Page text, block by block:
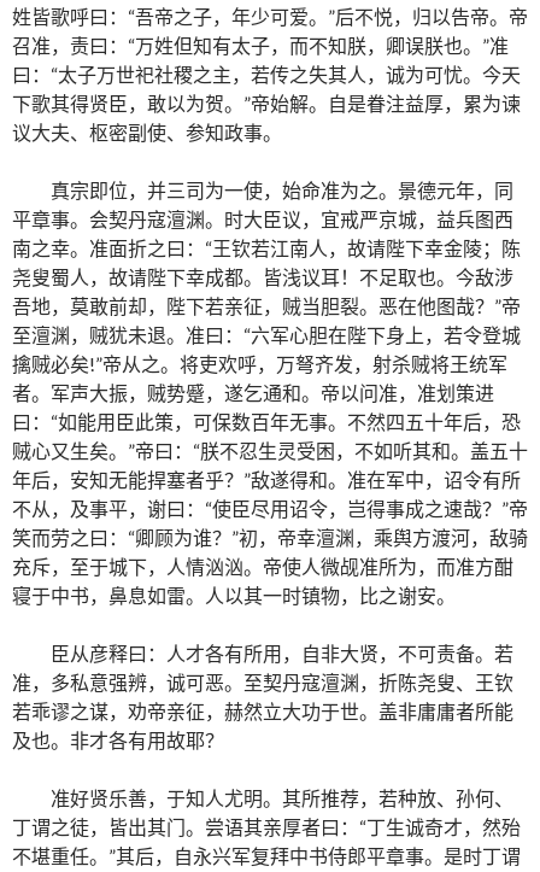
姓皆歌呼曰：“吾帝之子，年少可爱。”后不悦，归以告帝。帝
召准，责曰：“万姓但知有太子，而不知朕，卿误朕也。”准
曰：“太子万世祀社稷之主，若传之失其人，诚为可忧。今天
下歌其得贤臣，敢以为贺。”帝始解。自是眷注益厚，累为谏
议大夫、枢密副使、参知政事。
真宗即位，并三司为一使，始命准为之。景德元年，同
平章事。会契丹寇澶渊。时大臣议，宜戒严京城，益兵图西
南之幸。准面折之曰：“王钦若江南人，故请陛下幸金陵；陈
尧叟蜀人，故请陛下幸成都。皆浅议耳！不足取也。今敌涉
吾地，莫敢前却，陛下若亲征，贼当胆裂。恶在他图哉？”帝
至澶渊，贼犹未退。准曰：“六军心胆在陛下身上，若令登城
擒贼必矣!”帝从之。将吏欢呼，万弩齐发，射杀贼将王统军
者。军声大振，贼势蹙，遂乞通和。帝以问准，准划策进
曰：“如能用臣此策，可保数百年无事。不然四五十年后，恐
贼心又生矣。”帝曰：“朕不忍生灵受困，不如听其和。盖五十
年后，安知无能捍塞者乎？”敌遂得和。准在军中，诏令有所
不从，及事平，谢曰：“使臣尽用诏令，岂得事成之速哉？”帝
笑而劳之曰：“卿顾为谁？”初，帝幸澶渊，乘舆方渡河，敌骑
充斥，至于城下，人情汹汹。帝使人微觇准所为，而准方酣
寝于中书，鼻息如雷。人以其一时镇物，比之谢安。
臣从彦释曰：人才各有所用，自非大贤，不可责备。若
准，多私意强辨，诚可恶。至契丹寇澶渊，折陈尧叟、王钦
若乖谬之谋，劝帝亲征，赫然立大功于世。盖非庸庸者所能
及也。非才各有用故耶？
准好贤乐善，于知人尤明。其所推荐，若种放、孙何、
丁谓之徒，皆出其门。尝语其亲厚者曰：“丁生诚奇才，然殆
不堪重任。”其后，自永兴军复拜中书侍郎平章事。是时丁谓